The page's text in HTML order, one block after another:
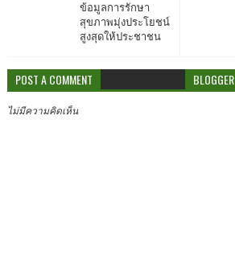
ข้อมูลการรักษา
สุขภาพมุ่งประโยชน์
สูงสุดให้ประชาชน
POST A COMMENT BLOGGER
ไม่มีความคิดเห็น